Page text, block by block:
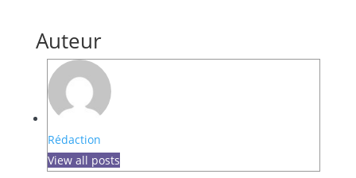
Auteur
Rédaction
View all posts